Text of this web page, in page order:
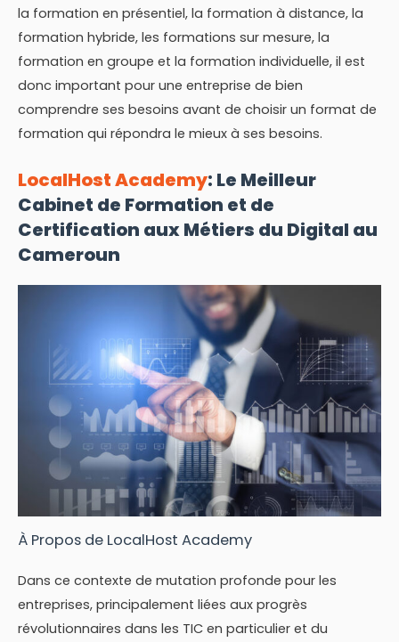
la formation en présentiel, la formation à distance, la
formation hybride, les formations sur mesure, la
formation en groupe et la formation individuelle, il est
donc important pour une entreprise de bien
comprendre ses besoins avant de choisir un format de
formation qui répondra le mieux à ses besoins.
LocalHost Academy: Le Meilleur
Cabinet de Formation et de
Certification aux Métiers du Digital au
Cameroun
À Propos de LocalHost Academy
Dans ce contexte de mutation profonde pour les
entreprises, principalement liées aux progrès
révolutionnaires dans les TIC en particulier et du